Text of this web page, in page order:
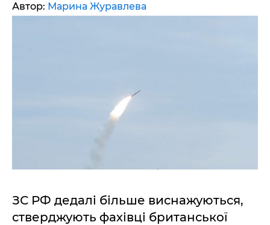
Автор: Марина Журавлева
ЗС РФ дедалі більше виснажуються,
стверджують фахівці британської